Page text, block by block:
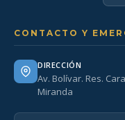
CONTACTO Y
DIRECCIÓN
Av. Bolívar. Res.
Miranda